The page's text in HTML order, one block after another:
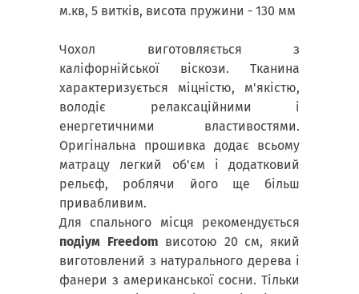
м.кв, 5 витків, висота пружини - 130 мм
Чохол виготовляється з
каліфорнійської віскози. Тканина
характеризується міцністю, м'якістю,
володіє релаксаційними і
енергетичними властивостями.
Оригінальна прошивка додає всьому
матрацу легкий об'єм і додатковий
рельєф, роблячи його ще більш
привабливим.
Для спального місця рекомендується
подіум Freedom висотою 20 см, який
виготовлений з натурального дерева і
фанери з американської сосни. Тільки